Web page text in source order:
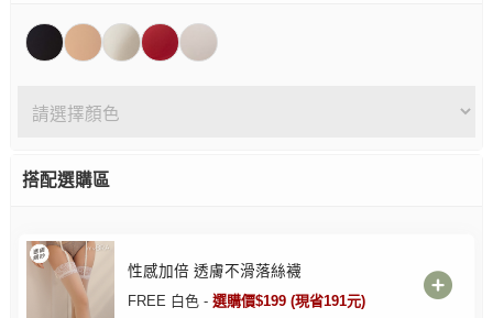
搭配選購區
性感加倍 透膚不滑落絲襪
FREE 白色 - 選購價$199 (現省191元)